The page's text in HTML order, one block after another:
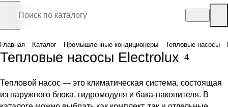
Главная Каталог Промышленные кондиционеры Тепловые насосы
Тепловые насосы Electrolux 4
Тепловой насос — это климатическая система, состоящая
из наружного блока, гидромодуля и бака-накопителя. В